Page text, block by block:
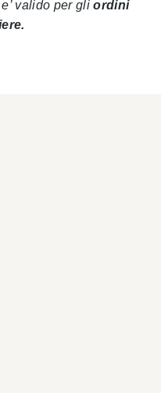
valido per gliordini